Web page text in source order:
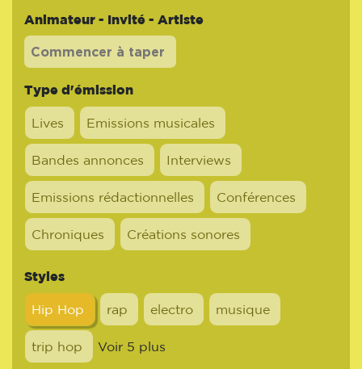
Animateur - Invité - Artiste
Type d'émission
Lives Emissions musicales
Bandes annonces Interviews
Emissions rédactionnelles Conférences
Chroniques Créations sonores
Styles
Hip Hop rap electro musique
trip hop Voir 5 plus